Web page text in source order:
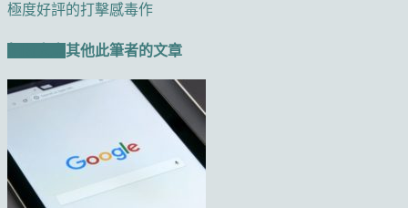
極度好評的打擊感毒作
其他此筆者的文章